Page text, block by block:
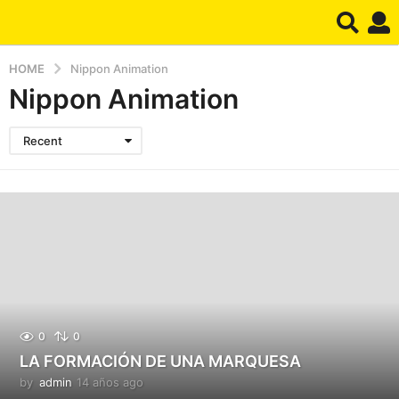
HOME Nippon Animation
Nippon Animation
Recent
0 0
LA FORMACIÓN DE UNA MARQUESA
by admin 14 años ago